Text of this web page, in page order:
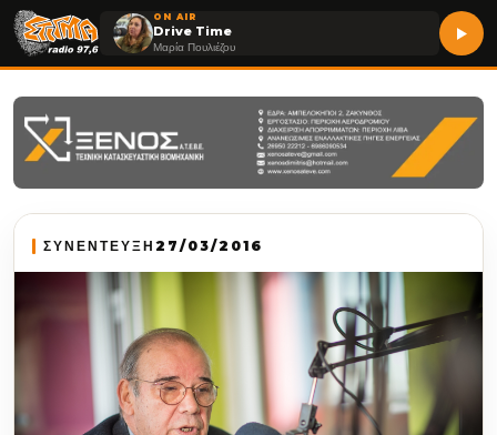
ON AIR
Drive Time
Μαρία Πουλιέζου
ΣΥΝΕΝΤΕΥΞΗ 27/03/2016